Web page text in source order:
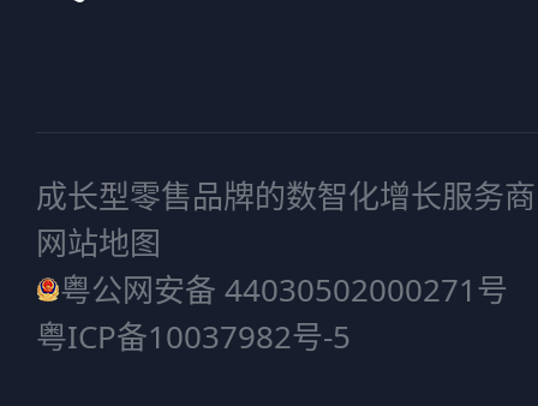
成长型零售品牌的数智化增长服务商
网站地图
粤公网安备 44030502000271号
粤ICP备10037982号-5